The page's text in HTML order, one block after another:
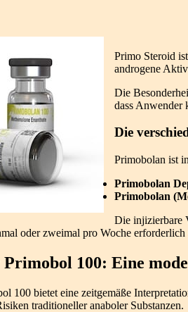
Primo Steroid
androgene
Die
dass Anwender
Die
Primobolan ist
Primobolan
Primobolan
Die injizierbare
oder zweimal pro Woche erforderlich
Primobol 100: Eine
100 bietet eine zeitgemäße
traditioneller anaboler Substanzen.